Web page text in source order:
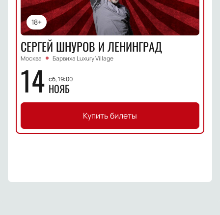
18+
СЕРГЕЙ ШНУРОВ И ЛЕНИНГРАД
Москва Барвиха Luxury Village
14 сб, 19:00
НОЯБ
Купить билеты